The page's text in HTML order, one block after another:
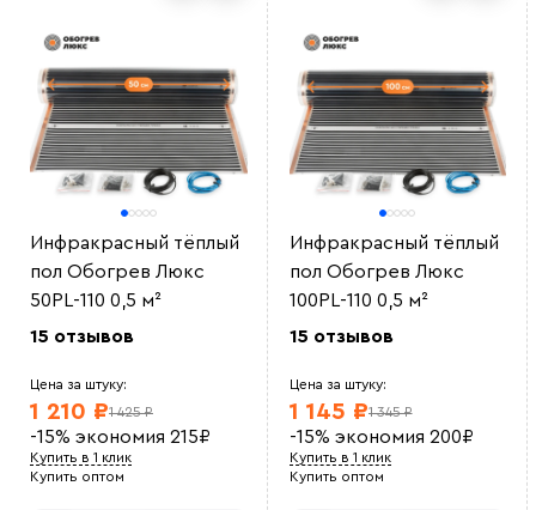
Инфракрасный тёплый
пол Обогрев Люкс
50PL-110 0,5 м²
15 отзывов
Цена за штуку:
1 425 ₽
1 210 ₽
-15% экономия 215₽
Купить в 1 клик
Купить оптом
Инфракрасный тёплый
пол Обогрев Люкс
100PL-110 0,5 м²
15 отзывов
Цена за штуку:
1 345 ₽
1 145 ₽
-15% экономия 200₽
Купить в 1 клик
Купить оптом